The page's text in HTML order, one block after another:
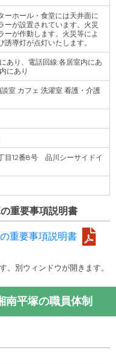
ーホール・食堂には天井面に
ーが設置されています。火災
ーが作動します。火災等によ
導灯が点灯いたします。
あり、電話回線:各居室内にあ
にあり
室 カフェ 洗濯室 看護・介護
目12番8号 品川シーサイドイ
重要事項説明書
重要事項説明書
。別ウィンドウが開きます。
平塚の職員体制